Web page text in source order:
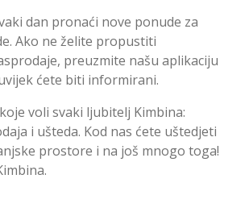
dan pronaći nove ponude za
Ako ne želite propustiti
preuzmite našu aplikaciju
ćete biti informirani.
voli svaki ljubitelj Kimbina:
i ušteda. Kod nas ćete uštedjeti
prostore i na još mnogo toga!